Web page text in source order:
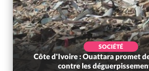
SOCIÉTÉ
Côte d'Ivoire : Ouattara promet
contre les